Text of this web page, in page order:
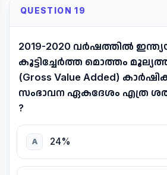
QUESTION 19
2019-2020 വർഷത്തിൽ
കൂട്ടിച്ചേർത്ത മൊത്തം
(Gross Value Added)
സംഭാവന ഏകദേശം എത്ര
?
A 24%